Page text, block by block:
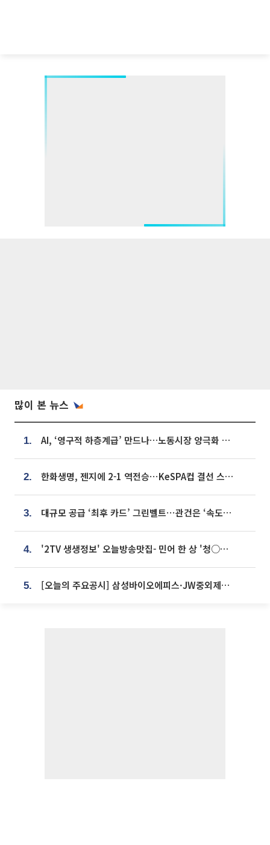
많이 본 뉴스
1. AI, ‘영구적 하층계급’ 만드나…노동시장 양극화 경고
2. 한화생명, 젠지에 2-1 역전승⋯KeSPA컵 결선 스테이지 2 직행
3. 대규모 공급 ‘최후 카드’ 그린벨트⋯관건은 ‘속도’ [주택공급 승부수의 조건]
4. '2TV 생생정보' 오늘방송맛집- 민어 한 상 '청○○○' vs 전복 한 상 '명○'
5. [오늘의 주요공시] 삼성바이오에피스·JW중외제약·한미반도체·SK바이오사이언스 등